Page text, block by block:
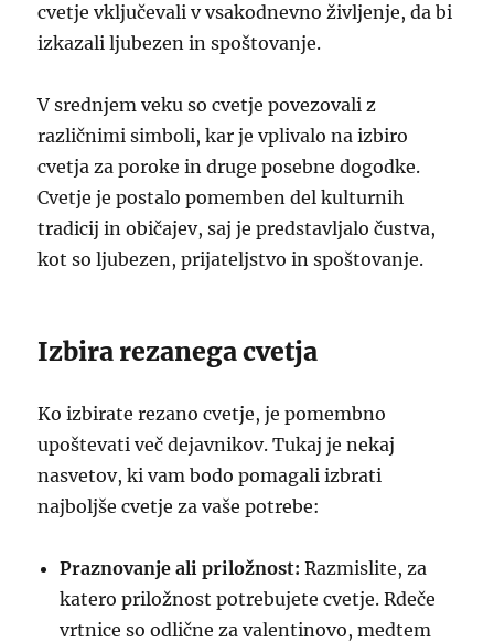
cvetje vključevali v vsakodnevno življenje, da bi
izkazali ljubezen in spoštovanje.
V srednjem veku so cvetje povezovali z
različnimi simboli, kar je vplivalo na izbiro
cvetja za poroke in druge posebne dogodke.
Cvetje je postalo pomemben del kulturnih
tradicij in običajev, saj je predstavljalo čustva,
kot so ljubezen, prijateljstvo in spoštovanje.
Izbira rezanega cvetja
Ko izbirate rezano cvetje, je pomembno
upoštevati več dejavnikov. Tukaj je nekaj
nasvetov, ki vam bodo pomagali izbrati
najboljše cvetje za vaše potrebe:
Praznovanje ali priložnost: Razmislite, za
katero priložnost potrebujete cvetje. Rdeče
vrtnice so odlične za valentinovo, medtem